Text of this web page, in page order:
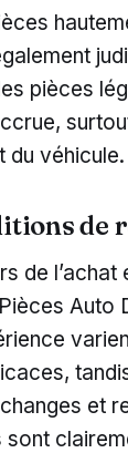
pièces
du véhicule.
de
de l’achat
Auto
et